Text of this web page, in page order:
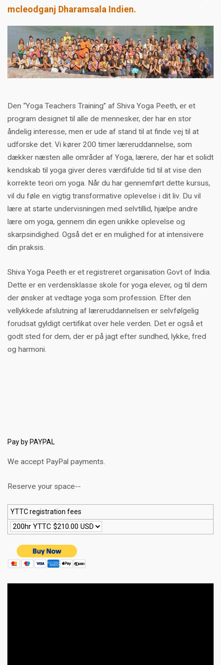
mcleodganj Dharamsala Indien.
Den “Yoga Teachers Training” af Shiva Yoga Peeth, er et
program designet til alle de mennesker, der har en stor
åndelig interesse, men er ude af stand til at finde vej til at
udforske det. Vi kører 200 timer læreruddannelse, som
dækker næsten alle områder af Yoga, lærere, der har et solidt
kendskab til yoga giver deres værdifulde tid til at vise den
korrekte teori om yoga. Når du har gennemført dette kursus,
vil du føle en vigtig transformative oplevelse i dit liv. Du vil
lære at starte undervisningen med selvtillid, hjælpe andre
lære om yoga, gennem din egen unikke oplevelse og
skarpsindighed. Også det er en mulighed for at intensivere
din praksis.
Shiva Yoga Peeth er et registreret organisation Govt of India.
Dette er en verdensklasse skole for yoga elever, og til dem
der ønsker at vedtage yoga som profession. Efter den
vellykkede afslutning af læreruddannelsen er selvfølgelig
forudsat gyldigt certifikat over hele verden. Det er også et
godt sted for dem, der er på jagt efter sundhed, lykke, fred
og harmoni.
Pay by PAYPAL
We accept PayPal payments.
Reserve your space--
YTTC registration fees